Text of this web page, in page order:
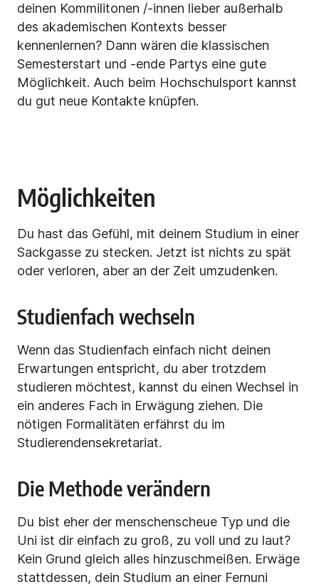
deinen Kommilitonen /-innen lieber außerhalb
des akademischen Kontexts besser
kennenlernen? Dann wären die klassischen
Semesterstart und -ende Partys eine gute
Möglichkeit. Auch beim Hochschulsport kannst
du gut neue Kontakte knüpfen.
Möglichkeiten
Du hast das Gefühl, mit deinem Studium in einer
Sackgasse zu stecken. Jetzt ist nichts zu spät
oder verloren, aber an der Zeit umzudenken.
Studienfach wechseln
Wenn das Studienfach einfach nicht deinen
Erwartungen entspricht, du aber trotzdem
studieren möchtest, kannst du einen Wechsel in
ein anderes Fach in Erwägung ziehen. Die
nötigen Formalitäten erfährst du im
Studierendensekretariat.
Die Methode verändern
Du bist eher der menschenscheue Typ und die
Uni ist dir einfach zu groß, zu voll und zu laut?
Kein Grund gleich alles hinzuschmeißen. Erwäge
stattdessen, dein Studium an einer Fernuni